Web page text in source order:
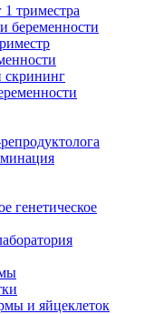
триместра
беременности
скрининг
генетическое
и яйцеклеток